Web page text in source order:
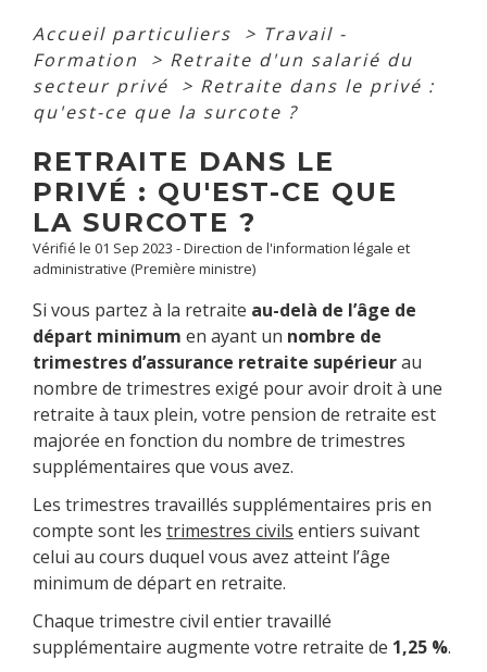
Accueil particuliers > Travail -
Formation
> Retraite d'un salarié du
secteur privé
> Retraite dans le privé :
qu'est-ce que la surcote ?
RETRAITE DANS LE
PRIVÉ : QU'EST-CE QUE
LA SURCOTE ?
Vérifié le 01 Sep 2023 - Direction de l'information légale et
administrative (Première ministre)
Si vous partez à la retraite au-delà de l’âge de
départ minimum en ayant un nombre de
trimestres d’assurance retraite supérieurau
nombre de trimestres exigé pour avoir droit à une
retraite à taux plein, votre pension de retraite est
majorée en fonction du nombre de trimestres
supplémentaires que vous avez.
Les trimestres travaillés supplémentaires pris en
compte sont les trimestres civils entiers suivant
celui au cours duquel vous avez atteint l’âge
minimum de départ en retraite.
Chaque trimestre civil entier travaillé
supplémentaire augmente votre retraite de 1,25 %.